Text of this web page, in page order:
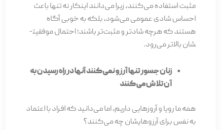
مثبت استفاده می­‌کنند، زیرا می‌­دانند این­کار نه تنها باعث
احساس شادی عمومی می­‌شود، بلکه به خوبی آگاه
هستند که هرچه شادتر و مثبت­‌تر باشند؛ احتمال موفقیت­
شان بالاتر می‌­رود.
زنان جسور تنها آرزو نمی­‌کنند آن­ها در راه رسیدن به
آن تلاش می‌­کنند
همه ما رویا و آروزهایی داریم، اما می­‌دانید که افراد با اعتماد
به نفس برای آرزوهای­شان چه می­‌کنند؟